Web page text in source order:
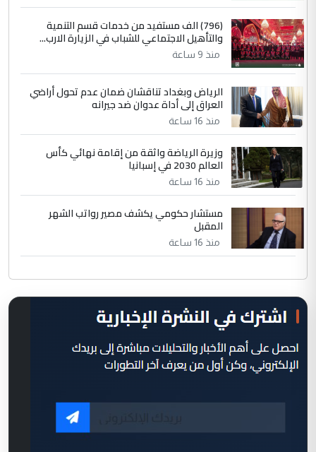
(796) الف مستفيد من خدمات قسم التنمية
والتأهيل الاجتماعي للشباب في الزيارة الارب...
منذ 9 ساعة
الرياض وبغداد تناقشان ضمان عدم تحول أراضي
العراق إلى أداة عدوان ضد جيرانه
منذ 16 ساعة
وزيرة الرياضة واثقة من إقامة نهائي كأس
العالم 2030 في إسبانيا
منذ 16 ساعة
مستشار حكومي يكشف مصير رواتب الشهر
المقبل
منذ 16 ساعة